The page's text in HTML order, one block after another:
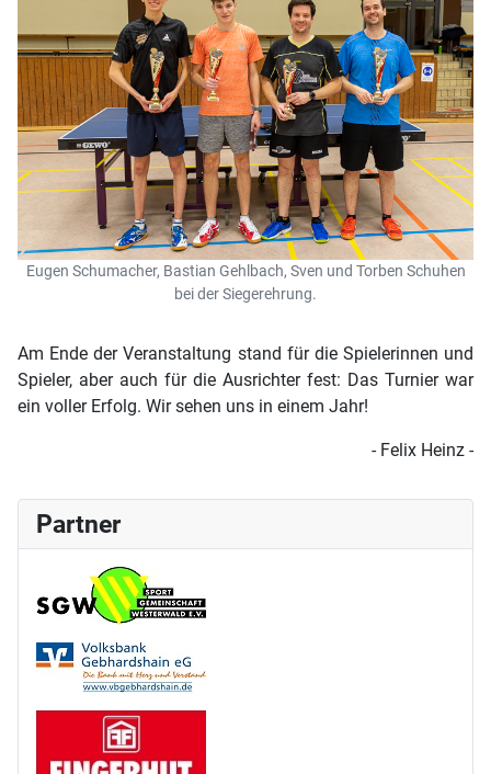
Eugen Schumacher, Bastian Gehlbach, Sven und Torben Schuhen
bei der Siegerehrung.
Am Ende der Veranstaltung stand für die Spielerinnen und
Spieler, aber auch für die Ausrichter fest: Das Turnier war
ein voller Erfolg. Wir sehen uns in einem Jahr!
- Felix Heinz -
Partner